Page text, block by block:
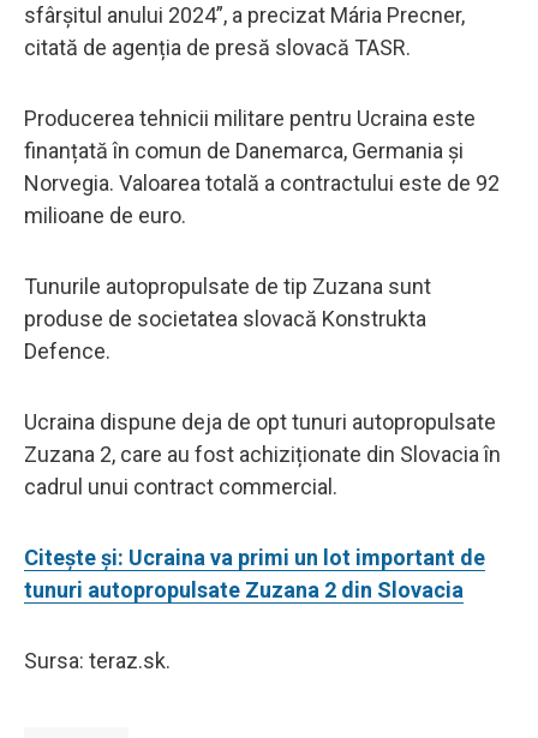
sfârșitul anului 2024”, a precizat Mária Precner,
citată de agenția de presă slovacă TASR.
Producerea tehnicii militare pentru Ucraina este
finanțată în comun de Danemarca, Germania și
Norvegia. Valoarea totală a contractului este de 92
milioane de euro.
Tunurile autopropulsate de tip Zuzana sunt
produse de societatea slovacă Konstrukta
Defence.
Ucraina dispune deja de opt tunuri autopropulsate
Zuzana 2, care au fost achiziționate din Slovacia în
cadrul unui contract commercial.
Citește și: Ucraina va primi un lot important de
tunuri autopropulsate Zuzana 2 din Slovacia
Sursa: teraz.sk.